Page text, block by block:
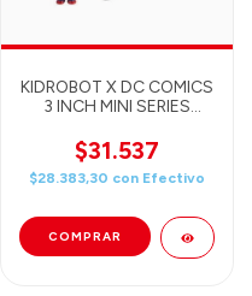
KIDROBOT X DC COMICS
3 INCH MINI SERIES
BLIND BOX)
$31.537
$28.383,30 con Efectivo